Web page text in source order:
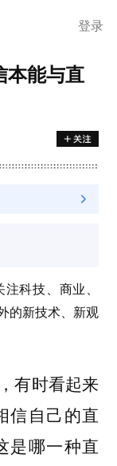
登录
本能与直
科技、商业、
的新技术、新观
有时看起来
信自己的直
是哪一种直